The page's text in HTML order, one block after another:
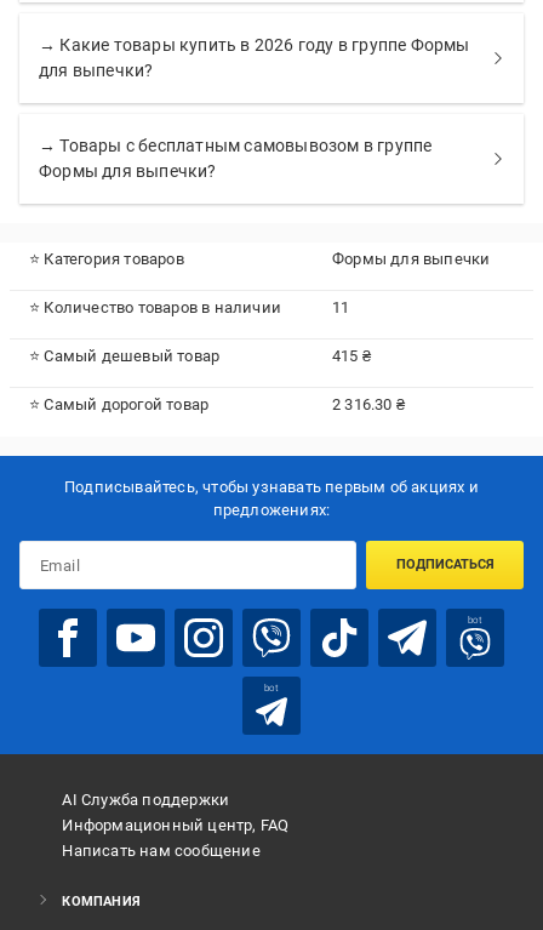
→ Какие товары купить в 2026 году в группе Формы
для выпечки?
→ Товары с бесплатным самовывозом в группе
Формы для выпечки?
⭐ Категория товаров Формы для выпечки
⭐ Количество товаров в наличии 11
⭐ Самый дешевый товар 415 ₴
⭐ Самый дорогой товар 2 316.30 ₴
Подписывайтесь, чтобы узнавать первым об акцияx и
предложениях:
ПОДПИСАТЬСЯ
bot
bot
AI Служба поддержки
Информационный центр, FAQ
Написать нам сообщение
КОМПАНИЯ